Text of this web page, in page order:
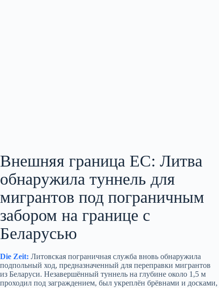
Внешняя граница ЕС: Литва
обнаружила туннель для
мигрантов под пограничным
забором на границе с
Беларусью
Die Zeit: Литовская пограничная служба вновь обнаружила
подпольный ход, предназначенный для переправки мигрантов
из Беларуси. Незавершённый туннель на глубине около 1,5 м
проходил под заграждением, был укреплён брёвнами и досками,